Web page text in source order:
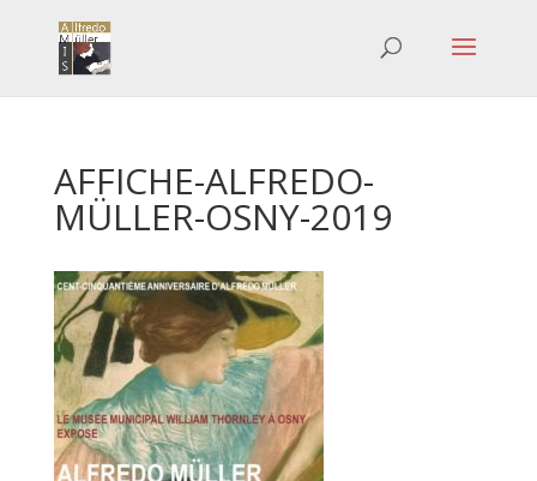
AFFICHE-ALFREDO-
MÜLLER-OSNY-2019